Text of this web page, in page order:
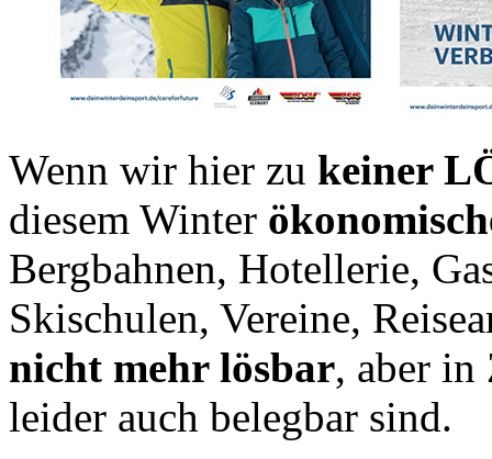
Wenn wir hier zu keiner
diesem Winter
Bergbahnen, Hotellerie,
Skischulen, Vereine,
nicht mehr lösbar, aber in
leider auch belegbar sind.